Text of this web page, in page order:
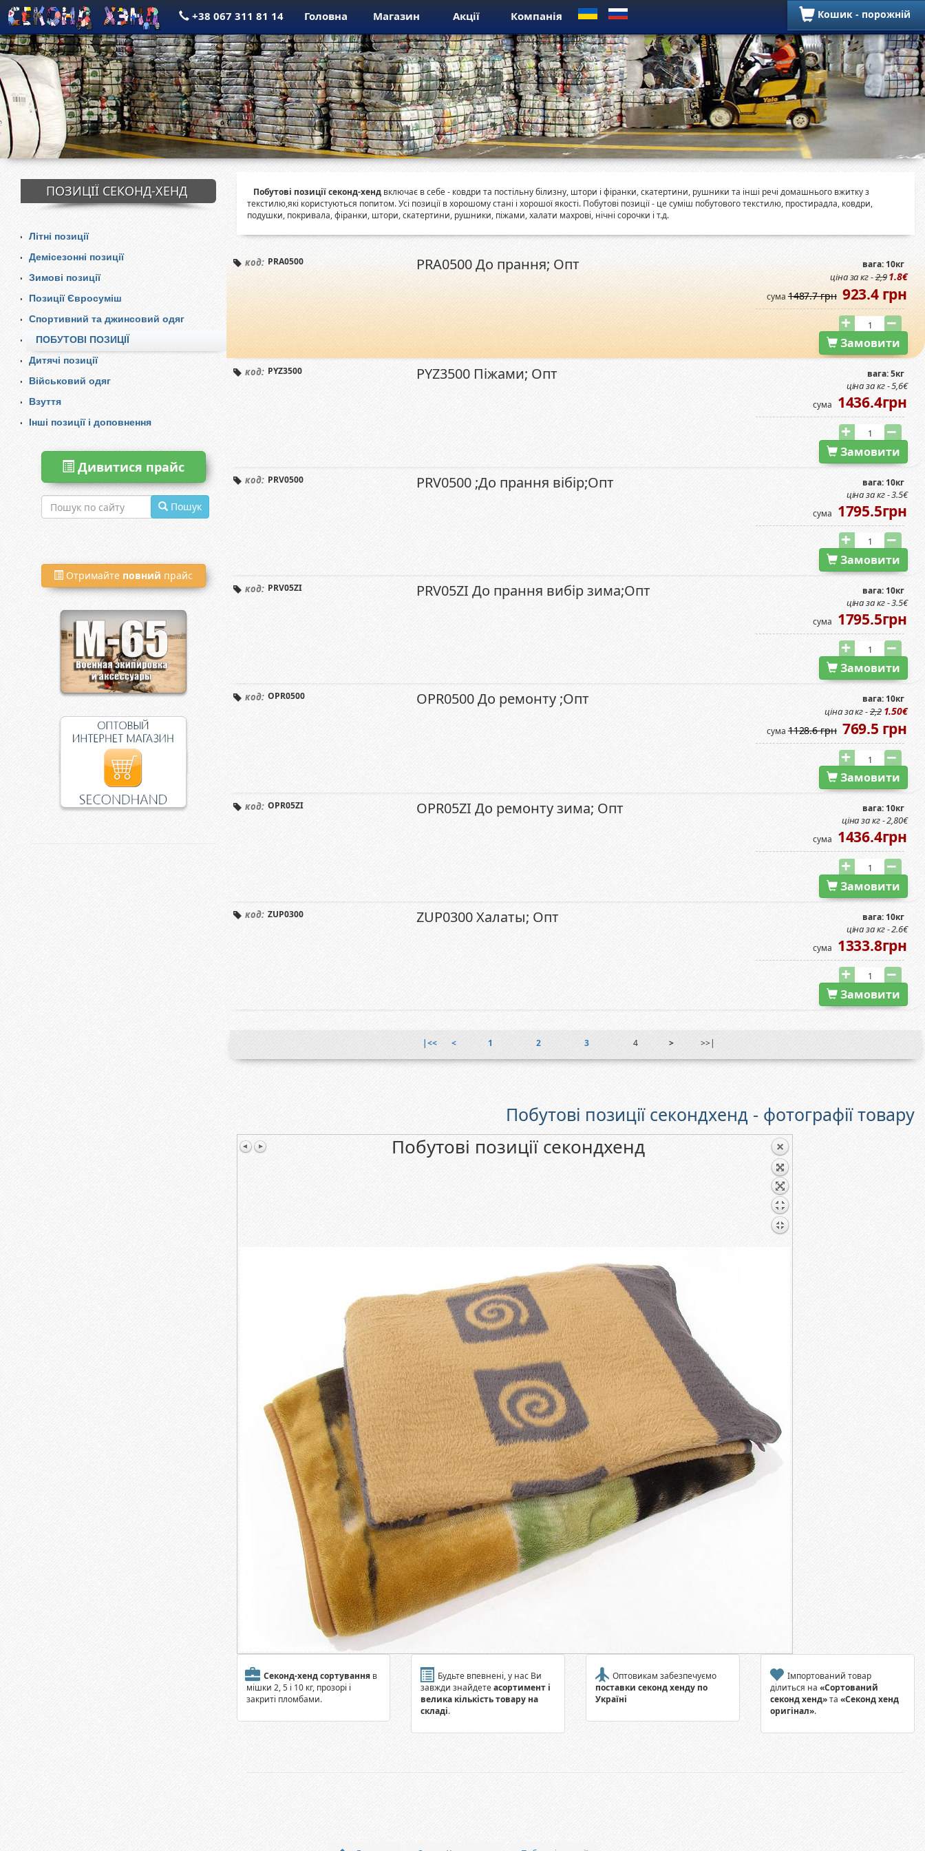
+38 067 311 81 14 Головна Магазин Акції Компанія
Побутові позиції
ПОЗИЦІЇ СЕКОНД-ХЕНД
Літні позиції
Демісезонні позиції
Зимові позиції
Позиції Євросуміш
Спортивний та джинсовий одяг
ПОБУТОВІ ПОЗИЦІЇ
Дитячі позиції
Військовий одяг
Взуття
Інші позиції і доповнення
Дивитися прайс
Пошук
Отримайте повний прайс
Побутові позиції секонд-хендвключає в себе - ковдри та постільну білизну, штори і фіранки, скатертини, рушники та інші речі домашнього вжитку з
текстилю,які користуються попитом. Усі позиції в хорошому стані і хорошої якості. Побутові позиції - це суміш побутового текстилю, простирадла, ковдри,
подушки, покривала, фіранки, штори, скатертини, рушники, піжами, халати махрові, нічні сорочки і т.д.
код: PRA0500 PRA0500 До прання; Опт вага: 10кг
ціна за кг -2,91.8€
сума1487.7 грн 923.4 грн
Замовити
код: PYZ3500 PYZ3500 Піжами; Опт вага: 5кг
ціна за кг - 5,6€
сума 1436.4грн
Замовити
код: PRV0500 PRV0500 ;До прання вібір;Опт вага: 10кг
ціна за кг - 3.5€
сума 1795.5грн
Замовити
код: PRV05ZI PRV05ZI До прання вибір зима;Опт вага: 10кг
ціна за кг - 3.5€
сума 1795.5грн
Замовити
код: OPR0500 OPR0500 До ремонту ;Опт вага: 10кг
ціна за кг -2,2 1.50€
сума1128.6 грн 769.5 грн
Замовити
код: OPR05ZI OPR05ZI До ремонту зима; Опт вага: 10кг
ціна за кг - 2,80€
сума 1436.4грн
Замовити
код: ZUP0300 ZUP0300 Халаты; Опт вага: 10кг
ціна за кг - 2.6€
сума 1333.8грн
Замовити
|<< < 1 2 3 4 > >>|
Побутові позиції секондхенд - фотографії товару
Побутові позиції секондхенд
Секонд-хенд сортуванняв
мішки 2, 5 і 10 кг, прозорі і
закриті пломбами.
Будьте впевнені, у нас Ви
завжди знайдетеасортимент і
велика кількість товару на
складі.
Оптовикам забезпечуємо
поставки секонд хенду по
Україні
Імпортований товар
ділиться на«Сортований
секонд хенд»та«Секонд хенд
оригінал».
Кошик - порожній